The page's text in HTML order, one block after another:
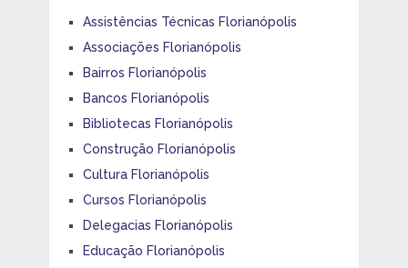
Assistências Técnicas Florianópolis
Associações Florianópolis
Bairros Florianópolis
Bancos Florianópolis
Bibliotecas Florianópolis
Construção Florianópolis
Cultura Florianópolis
Cursos Florianópolis
Delegacias Florianópolis
Educação Florianópolis